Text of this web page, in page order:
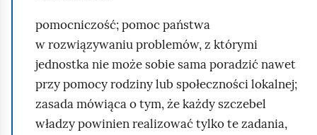
pomocniczość; pomoc państwa
w rozwiązywaniu problemów, z którymi
jednostka nie może sobie sama poradzić nawet
przy pomocy rodziny lub społeczności lokalnej;
zasada mówiąca o tym, że każdy szczebel
władzy powinien realizować tylko te zadania,